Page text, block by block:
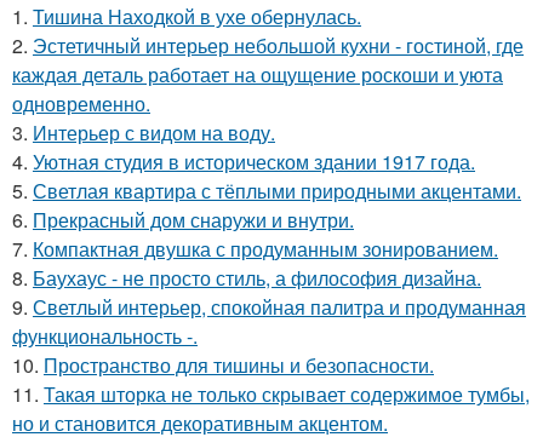
1. Тишина Находкой в ухе обернулась.
2. Эстетичный интерьер небольшой кухни - гостиной, где
каждая деталь работает на ощущение роскоши и уюта
одновременно.
3. Интерьер с видом на воду.
4. Уютная студия в историческом здании 1917 года.
5. Светлая квартира с тёплыми природными акцентами.
6. Прекрасный дом снаружи и внутри.
7. Компактная двушка с продуманным зонированием.
8. Баухаус - не просто стиль, а философия дизайна.
9. Светлый интерьер, спокойная палитра и продуманная
функциональность -.
10. Пространство для тишины и безопасности.
11. Такая шторка не только скрывает содержимое тумбы,
но и становится декоративным акцентом.